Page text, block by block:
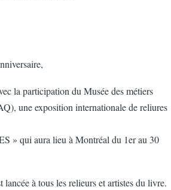
la participation du Musée des métiers
une exposition internationale de reliures
» qui aura lieu à Montréal du 1er au 30
à tous les relieurs et artistes du livre.